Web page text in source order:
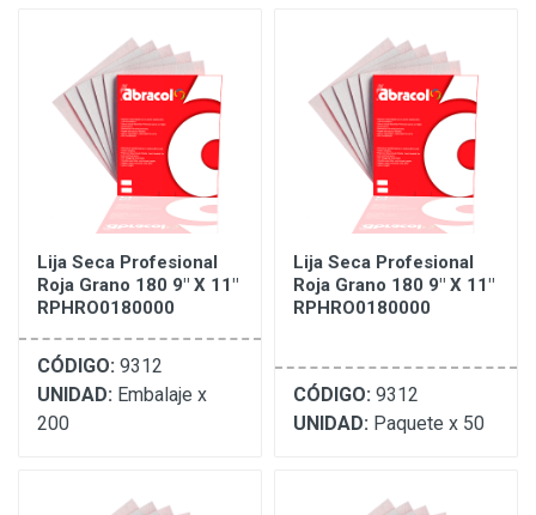
Lija Seca Profesional
Roja Grano 180 9" X 11"
RPHRO0180000
CÓDIGO: 9312
UNIDAD: Embalaje x
200
Lija Seca Profesional
Roja Grano 180 9" X 11"
RPHRO0180000
CÓDIGO: 9312
UNIDAD: Paquete x 50